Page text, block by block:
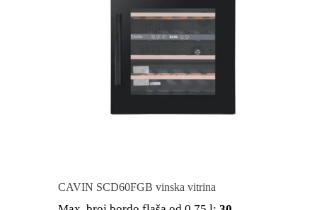
CAVIN SCD60FGB vinska vitrina